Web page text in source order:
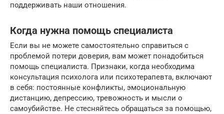
поддерживать наши отношения.
Когда нужна помощь специалиста
Если вы не можете самостоятельно справиться с
проблемой потери доверия, вам может понадобиться
помощь специалиста. Признаки, когда необходима
консультация психолога или психотерапевта, включают
в себя: постоянные конфликты, эмоциональную
дистанцию, депрессию, тревожность и мысли о
самоубийстве. Не стесняйтесь обращаться за помощью,